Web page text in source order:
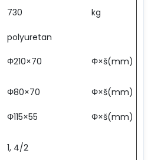
730 kg
polyuretan
Φ210×70 Φ×š(mm)
Φ80×70 Φ×š(mm)
Φ115×55
Φ×š(mm)
1, 4/2